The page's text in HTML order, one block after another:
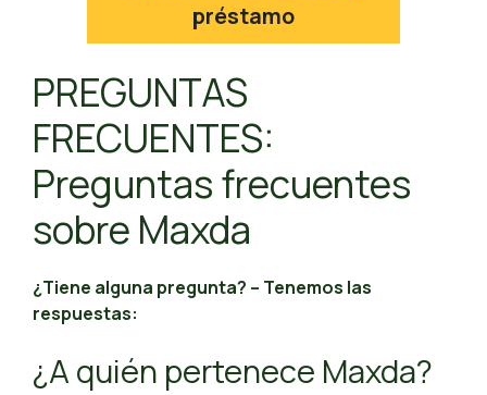
préstamo
PREGUNTAS
FRECUENTES:
Preguntas frecuentes
sobre Maxda
¿Tiene alguna pregunta? – Tenemos las
respuestas:
¿A quién pertenece Maxda?